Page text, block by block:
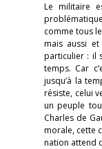
Le militaire
comme tous
mais aussi
particulier : il
temps. Car
jusqu’à la
résiste, celui
un peuple
Charles de
morale, cette
nation attend